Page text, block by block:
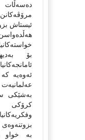
دەسەڵات
ئیستاش
بۆ
ئەوەیە
بەشێکی
کرۆکی
بە خواو